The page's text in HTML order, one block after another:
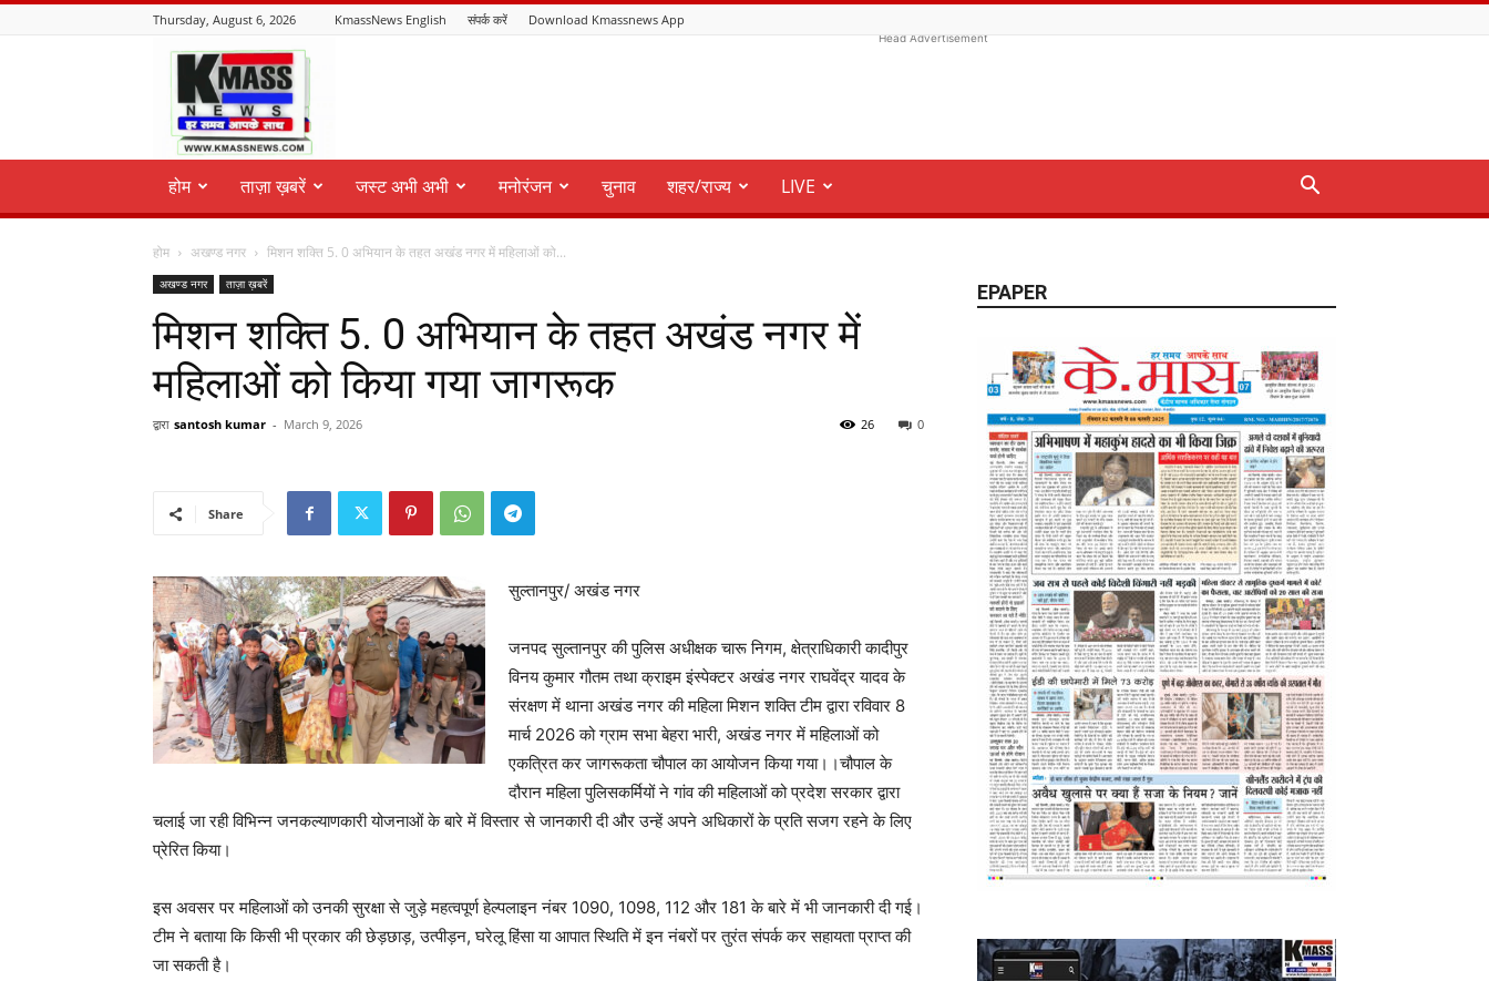
Thursday, August 6, 2026 KmassNews English संपर्क करें Download Kmassnews App
KmassNews
Head Advertisement
होम ताज़ा ख़बरें जस्ट अभी अभी मनोरंजन चुनाव शहर/राज्य LIVE
होम अखण्ड नगर मिशन शक्ति 5. 0 अभियान के तहत अखंड नगर में महिलाओं को...
अखण्ड नगर ताज़ा ख़बरें
मिशन शक्ति 5. 0 अभियान के तहत अखंड नगर में
महिलाओं को किया गया जागरूक
द्वारा santosh kumar - March 9, 2026 0
26
Share
सुल्तानपुर/ अखंड नगर
जनपद सुल्तानपुर की पुलिस अधीक्षक चारू निगम, क्षेत्राधिकारी कादीपुर
विनय कुमार गौतम तथा क्राइम इंस्पेक्टर अखंड नगर राघवेंद्र यादव के
संरक्षण में थाना अखंड नगर की महिला मिशन शक्ति टीम द्वारा रविवार 8
मार्च 2026 को ग्राम सभा बेहरा भारी, अखंड नगर में महिलाओं को
एकत्रित कर जागरूकता चौपाल का आयोजन किया गया।।चौपाल के
दौरान महिला पुलिसकर्मियों ने गांव की महिलाओं को प्रदेश सरकार द्वारा
चलाई जा रही विभिन्न जनकल्याणकारी योजनाओं के बारे में विस्तार से जानकारी दी और उन्हें अपने अधिकारों के प्रति सजग रहने के लिए
प्रेरित किया।
इस अवसर पर महिलाओं को उनकी सुरक्षा से जुड़े महत्वपूर्ण हेल्पलाइन नंबर 1090, 1098, 112 और 181 के बारे में भी जानकारी दी गई।
टीम ने बताया कि किसी भी प्रकार की छेड़छाड़, उत्पीड़न, घरेलू हिंसा या आपात स्थिति में इन नंबरों पर तुरंत संपर्क कर सहायता प्राप्त की
जा सकती है।
EPAPER